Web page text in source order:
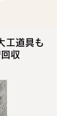
工道具も
収